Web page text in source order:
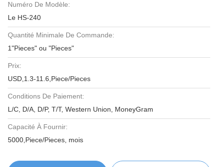
Numéro De Modèle:
Le HS-240
Quantité Minimale De Commande:
1"Pieces" ou "Pieces"
Prix:
USD,1.3-11.6,Piece/Pieces
Conditions De Paiement:
L/C, D/A, D/P, T/T, Western Union, MoneyGram
Capacité À Fournir:
5000,Piece/Pieces, mois